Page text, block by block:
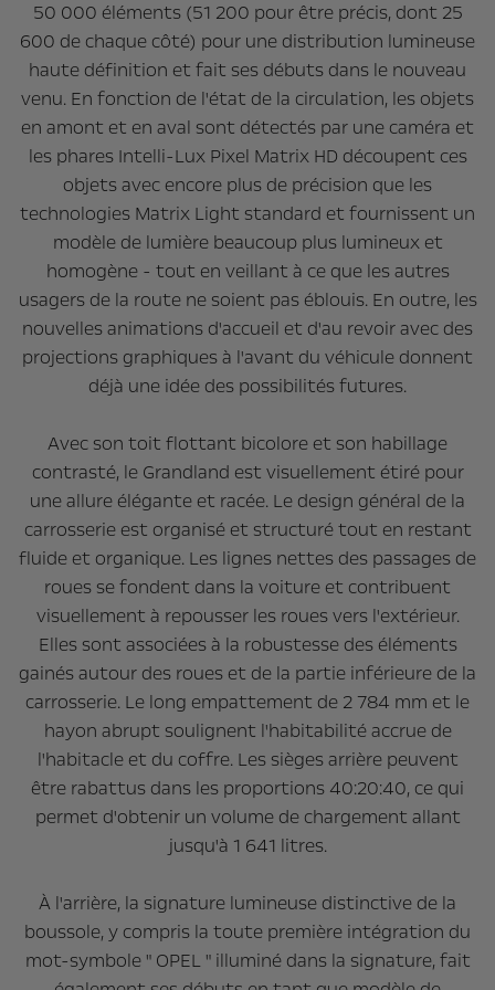
50 000 éléments (51 200 pour être précis, dont 25
600 de chaque côté) pour une distribution lumineuse
haute définition et fait ses débuts dans le nouveau
venu. En fonction de l'état de la circulation, les objets
en amont et en aval sont détectés par une caméra et
les phares Intelli-Lux Pixel Matrix HD découpent ces
objets avec encore plus de précision que les
technologies Matrix Light standard et fournissent un
modèle de lumière beaucoup plus lumineux et
homogène - tout en veillant à ce que les autres
usagers de la route ne soient pas éblouis. En outre, les
nouvelles animations d'accueil et d'au revoir avec des
projections graphiques à l'avant du véhicule donnent
déjà une idée des possibilités futures.
Avec son toit flottant bicolore et son habillage
contrasté, le Grandland est visuellement étiré pour
une allure élégante et racée. Le design général de la
carrosserie est organisé et structuré tout en restant
fluide et organique. Les lignes nettes des passages de
roues se fondent dans la voiture et contribuent
visuellement à repousser les roues vers l'extérieur.
Elles sont associées à la robustesse des éléments
gainés autour des roues et de la partie inférieure de la
carrosserie. Le long empattement de 2 784 mm et le
hayon abrupt soulignent l'habitabilité accrue de
l'habitacle et du coffre. Les sièges arrière peuvent
être rabattus dans les proportions 40:20:40, ce qui
permet d'obtenir un volume de chargement allant
jusqu'à 1 641 litres.
À l'arrière, la signature lumineuse distinctive de la
boussole, y compris la toute première intégration du
mot-symbole " OPEL " illuminé dans la signature, fait